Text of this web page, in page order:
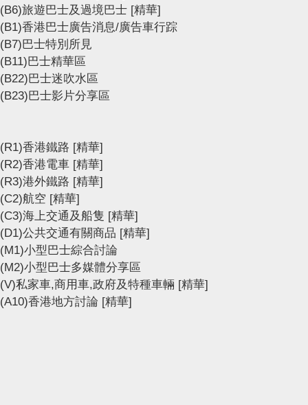
(B6)旅遊巴士及過境巴士 [精華]
(B1)香港巴士廣告消息/廣告車行踪
(B7)巴士特別所見
(B11)巴士精華區
(B22)巴士迷吹水區
(B23)巴士影片分享區
(R1)香港鐵路 [精華]
(R2)香港電車 [精華]
(R3)港外鐵路 [精華]
(C2)航空 [精華]
(C3)海上交通及船隻 [精華]
(D1)公共交通有關商品 [精華]
(M1)小型巴士綜合討論
(M2)小型巴士多媒體分享區
(V)私家車,商用車,政府及特種車輛 [精華]
(A10)香港地方討論 [精華]